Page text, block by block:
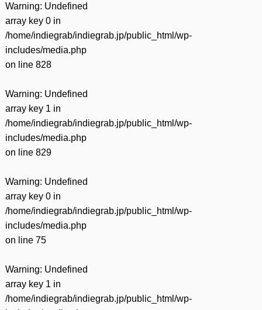
Warning: Undefined
array key 0 in
/home/indiegrab/indiegrab.jp/public_html/wp-
includes/media.php
on line 828
Warning: Undefined
array key 1 in
/home/indiegrab/indiegrab.jp/public_html/wp-
includes/media.php
on line 829
Warning: Undefined
array key 0 in
/home/indiegrab/indiegrab.jp/public_html/wp-
includes/media.php
on line 75
Warning: Undefined
array key 1 in
/home/indiegrab/indiegrab.jp/public_html/wp-